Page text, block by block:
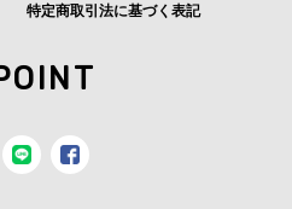
特定商取引法に基づく表記